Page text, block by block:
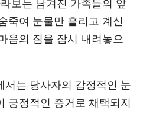
보는 남겨진 가족들의 앞
죽여 눈물만 흘리고 계신
음의 짐을 잠시 내려놓으
서는 당사자의 감정적인 눈
긍정적인 증거로 채택되지